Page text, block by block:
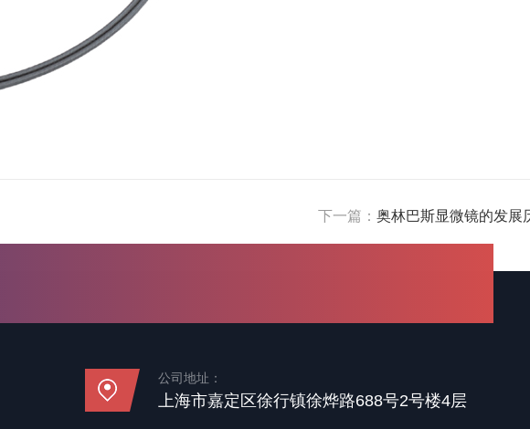
下一篇： 奥林巴斯显微镜的发展
公司地址：
上海市嘉定区徐行镇徐烨路688号2号楼4层